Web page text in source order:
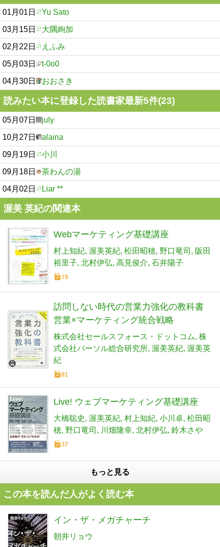
01月01日 Yu Sato
03月15日 大隅絢加
02月22日 えふみ
05月03日 t-0o0
04月30日 おおさき
読みたい本に登録した読書家最新5件(23)
05月07日 july
10月27日 alaina
09月19日 小川
09月18日 茶わんの湯
04月02日 Liar **
渥美 英紀の関連本
Webマーケティング基礎講座
村上知紀 渥美英紀 松田昭穂 野口竜司
阪田
裕里子 北村伊弘 高見俊介 石井陽子
79
訪問しない時代の営業力強化の教科書
営業×マーケティング統合戦略
株式会社セールスフォース・ドットコム 株
式会社パーソル総合研究所 渥美英紀 渥美英
紀
81
Live! ウェブマーケティング基礎講座
大橋聡史 渥美英紀 村上知紀 小川卓 松田昭
穂 野口竜司 川畑隆幸 北村伊弘 鈴木さや
37
もっと見る
この本を読んだ人がよく読む本
イン・ザ・メガチャーチ
朝井リョウ